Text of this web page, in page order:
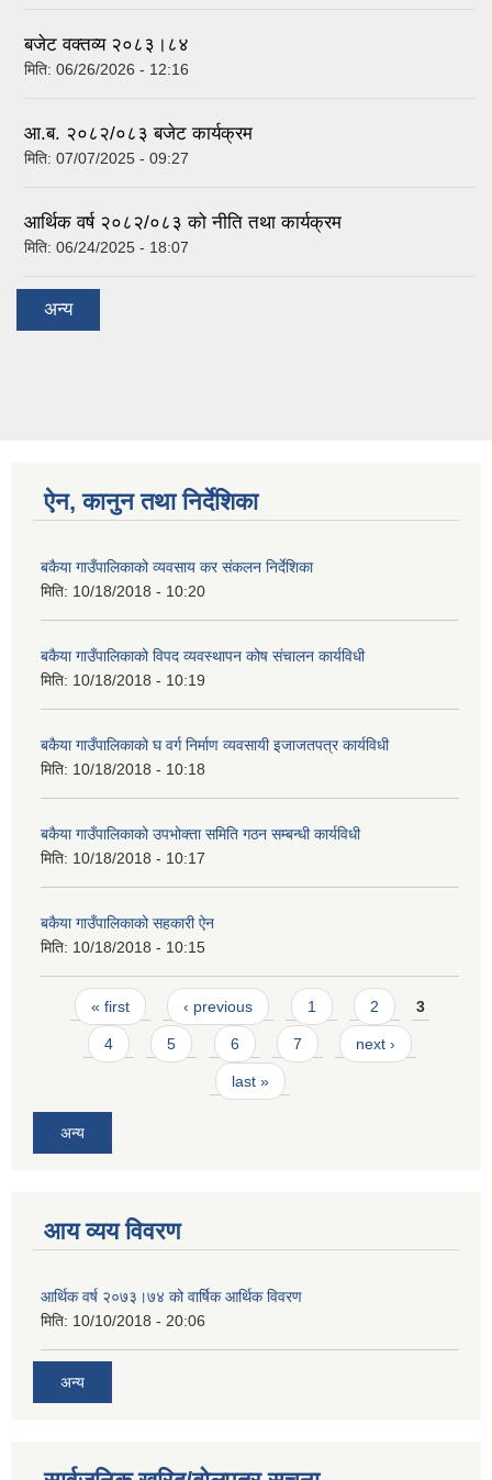
बजेट वक्तव्य २०८३।८४
मिति: 06/26/2026 - 12:16
आ.ब. २०८२/०८३ बजेट कार्यक्रम
मिति: 07/07/2025 - 09:27
आर्थिक वर्ष २०८२/०८३ को नीति तथा कार्यक्रम
मिति: 06/24/2025 - 18:07
अन्य
ऐन, कानुन तथा निर्देशिका
बकैया गाउँपालिकाको व्यवसाय कर संकलन निर्देशिका
मिति: 10/18/2018 - 10:20
बकैया गाउँपालिकाको विपद व्यवस्थापन कोष संचालन कार्यविधी
मिति: 10/18/2018 - 10:19
बकैया गाउँपालिकाको घ वर्ग निर्माण व्यवसायी इजाजतपत्र कार्यविधी
मिति: 10/18/2018 - 10:18
बकैया गाउँपालिकाको उपभोक्ता समिति गठन सम्बन्धी कार्यविधी
मिति: 10/18/2018 - 10:17
बकैया गाउँपालिकाको सहकारी ऐन
मिति: 10/18/2018 - 10:15
Pages
« first ‹ previous 1 2 3
4 5 6 7 next ›
last »
अन्य
आय व्यय विवरण
आर्थिक वर्ष २०७३।७४ को वार्षिक आर्थिक विवरण
मिति: 10/10/2018 - 20:06
अन्य